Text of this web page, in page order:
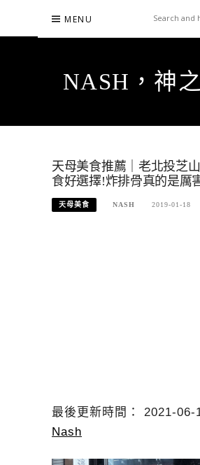
content
MENU
NASH，神
天母美食推薦｜老北投芝
食好選擇!炸排骨真的是厲
天母美食 NASH 2019-01-18
最後更新時間： 2021-06-
Nash